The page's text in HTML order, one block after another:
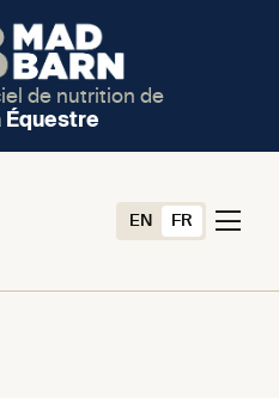
de nutrition de
Équestre
EN FR